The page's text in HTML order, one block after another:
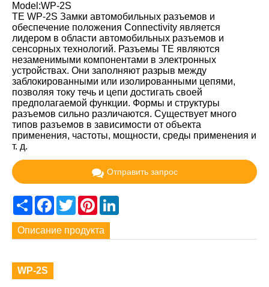
Model:WP-2S
TE WP-2S Замки автомобильных разъемов и
обеспечение положения Connectivity является
лидером в области автомобильных разъемов и
сенсорных технологий. Разъемы TE являются
незаменимыми компонентами в электронных
устройствах. Они заполняют разрыв между
заблокированными или изолированными цепями,
позволяя току течь и цепи достигать своей
предполагаемой функции. Формы и структуры
разъемов сильно различаются. Существует много
типов разъемов в зависимости от объекта
применения, частоты, мощности, среды применения и
т. д.
Отправить запрос
ShareFacebook
TwitterPinterest
Описание продукта
WP-2S